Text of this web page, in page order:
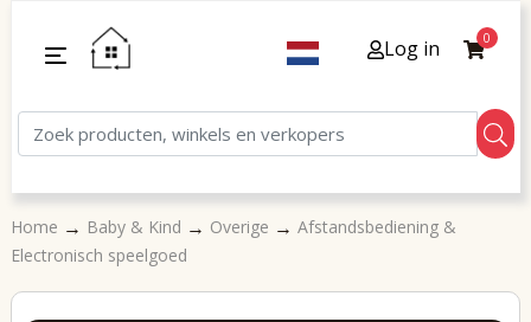
Log in 0
Home → Baby & Kind → Overige → Afstandsbediening &
Electronisch speelgoed